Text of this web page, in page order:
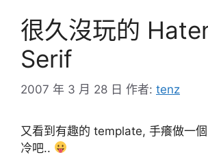
很久沒玩的
Serif
2007 年 3 月 28 日 作者: tenz
又看到有趣的 template, 手癢做一
冷吧..